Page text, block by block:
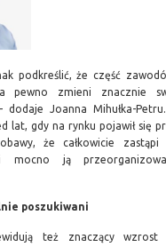
podkreślić, że część
pewno zmieni znacznie
dodaje Joanna Mihułka-
lat, gdy na rynku pojawił się
obawy, że całkowicie
mocno ją
poszukiwani
też znaczący wzrost